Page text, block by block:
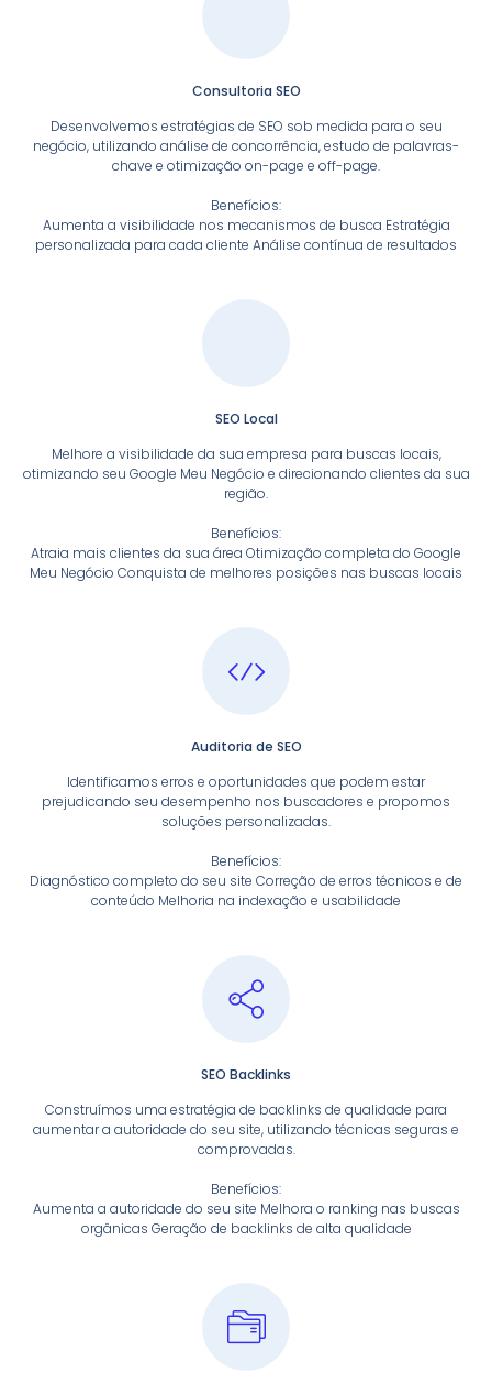
Consultoria SEO
Desenvolvemos estratégias de SEO sob medida para o seu
negócio, utilizando análise de concorrência, estudo de palavras-
chave e otimização on-page e off-page.
Benefícios:
Aumenta a visibilidade nos mecanismos de busca Estratégia
personalizada para cada cliente Análise contínua de resultados
SEO Local
Melhore a visibilidade da sua empresa para buscas locais,
otimizando seu Google Meu Negócio e direcionando clientes da sua
região.
Benefícios:
Atraia mais clientes da sua área Otimização completa do Google
Meu Negócio Conquista de melhores posições nas buscas locais
Auditoria de SEO
Identificamos erros e oportunidades que podem estar
prejudicando seu desempenho nos buscadores e propomos
soluções personalizadas.
Benefícios:
Diagnóstico completo do seu site Correção de erros técnicos e de
conteúdo Melhoria na indexação e usabilidade
SEO Backlinks
Construímos uma estratégia de backlinks de qualidade para
aumentar a autoridade do seu site, utilizando técnicas seguras e
comprovadas.
Benefícios:
Aumenta a autoridade do seu site Melhora o ranking nas buscas
orgânicas Geração de backlinks de alta qualidade